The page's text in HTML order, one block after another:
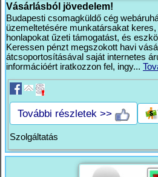
Vásárlásból jövedelem!
Budapesti csomagküldő cég
üzemeltetésére munkatársakat
honlapokat űzeti támogatást, és
Keressen pénzt megszokott havi
átcsoportosításával saját internetes
információért iratkozzon fel, ingy...
További részletek >>
Szolgáltatás